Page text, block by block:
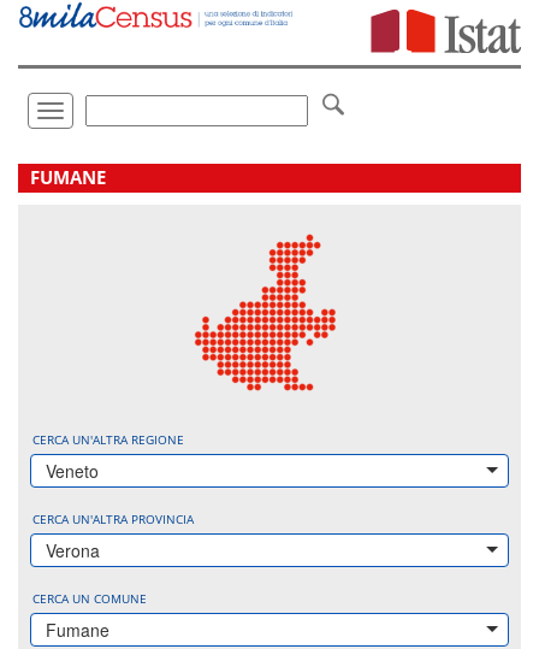
Vai
direttamente
Toggle
navigation
.
FUMANE
CERCA UN'ALTRA REGIONE
Veneto
CERCA UN'ALTRA PROVINCIA
Verona
CERCA UN COMUNE
Fumane